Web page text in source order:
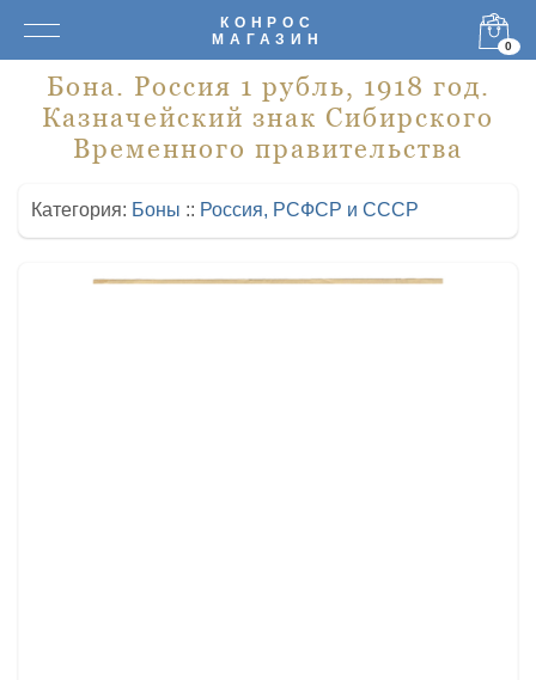
КОНРОС
МАГАЗИН
0
Бона. Россия 1 рубль, 1918 год.
Казначейский знак Сибирского
Временного правительства
Категория: Боны :: Россия, РСФСР и СССР